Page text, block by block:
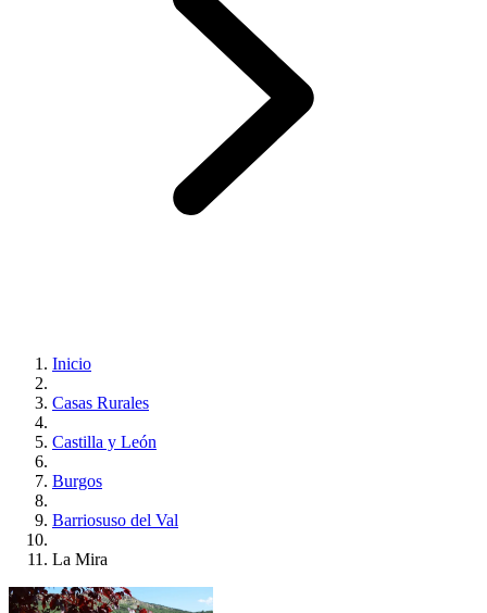
Inicio
Casas Rurales
Castilla y León
Burgos
Barriosuso del Val
La Mira